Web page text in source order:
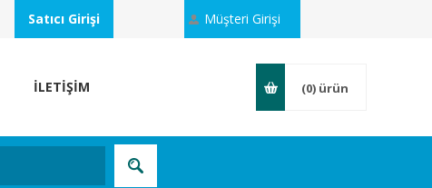
Satıcı Girişi Müşteri Girişi
İLETİŞİM (0) ürün